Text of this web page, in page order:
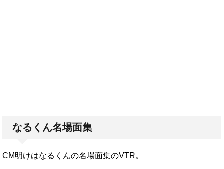
なるくん名場面集
CM明けはなるくんの名場面集のVTR。